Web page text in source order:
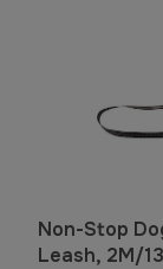
Non-Stop
Leash, 2M/